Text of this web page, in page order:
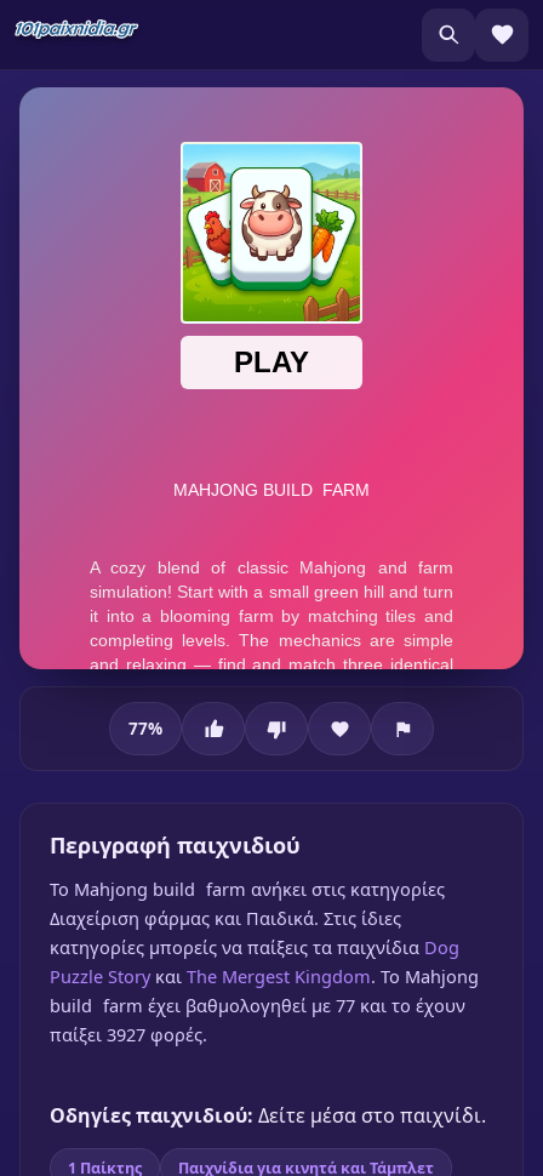
Mahjong build farm
★77% 🎮 1 Παίκτης
77%
Περιγραφή παιχνιδιού
To Mahjong build farm ανήκει στις κατηγορίες
Διαχείριση φάρμας και Παιδικά. Στις ίδιες
κατηγορίες μπορείς να παίξεις τα παιχνίδια Dog
Puzzle Storyκαι The Mergest Kingdom. Το Mahjong
build farm έχει βαθμολογηθεί με 77 και το έχουν
παίξει 3927 φορές.
Οδηγίες παιχνιδιού: Δείτε μέσα στο παιχνίδι.
1 Παίκτης
Παιχνίδια για κινητά και Τάμπλετ